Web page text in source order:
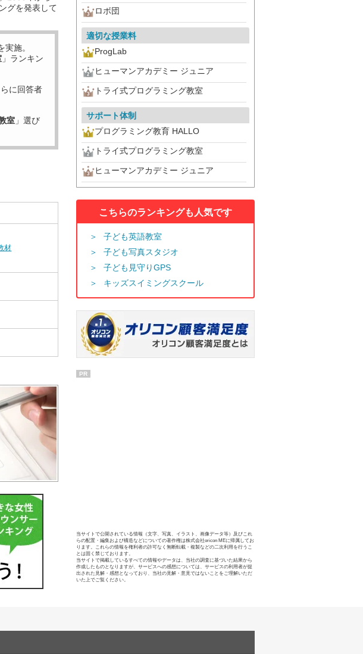
グを発表して
実施。
」ランキン
に回答者
室 」選び
材
ロボ団
適切な授業料
ProgLab
ヒューマンアカデミー ジュニア
トライ式プログラミング教室
サポート体制
プログラミング教育 HALLO
トライ式プログラミング教室
ヒューマンアカデミー ジュニア
こちらのランキングも人気です
子ども英語教室
子ども写真スタジオ
子ども見守りGPS
キッズスイミングスクール
PR
当サイトで公開されている情報（文字、写真、イラスト、画像データ等）及びこれ
らの配置・編集および構造などについての著作権は株式会社oricon MEに帰属してお
ります。これらの情報を権利者の許可なく無断転載・複製などの二次利用を行うこ
とは固く禁じております。
当サイトで掲載しているすべての情報やデータは、当社の調査に基づいた結果から
作成したものとなりますが、サービスへの感想については、サービスの利用者が提
出された見解・感想となっており、当社の見解・意見ではないことをご理解いただ
いた上でご覧ください。